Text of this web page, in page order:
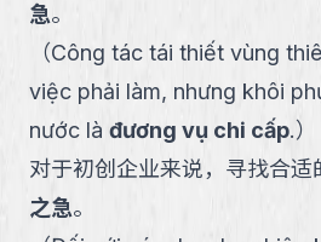
急。
（Công tác tái thiết vùng
việc phải làm, nhưng khôi
nước là đương vụ chi cấp.）
对于初创企业来说，寻找合适
之急。